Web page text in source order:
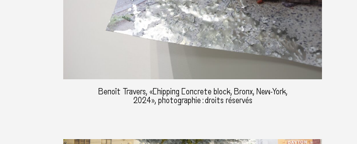
Benoît Travers, «Chipping Concrete block, Bronx, New-York,
2024», photographie : droits réservés